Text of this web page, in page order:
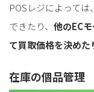
POSレジによって
できたり、 他のEC
て買取価格を決めた
在庫の個品管理